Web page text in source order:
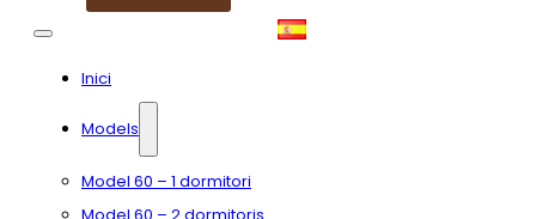
Inici
Models
Model 60 – 1 dormitori